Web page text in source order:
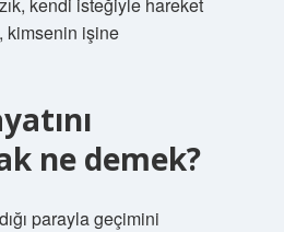
kimsenin işine
ne demek?
parayla geçimini